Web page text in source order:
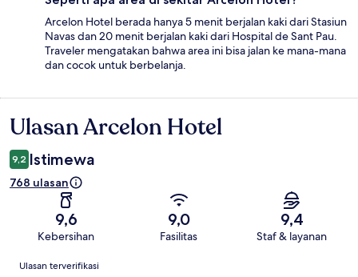
Arcelon Hotel berada hanya 5 menit berjalan kaki dari Stasiun
Navas dan 20 menit berjalan kaki dari Hospital de Sant Pau.
Traveler mengatakan bahwa area ini bisa jalan ke mana-mana
dan cocok untuk berbelanja.
Ulasan
Ulasan Arcelon Hotel
9,2 Istimewa
768 ulasan
9,6
Kebersihan
9,0
Fasilitas
9,4
Staf & layanan
Ulasan
Ulasan terverifikasi